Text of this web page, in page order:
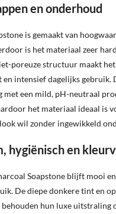
en onderhoud
is gemaakt van
is het materiaal zeer
poreuze structuur maakt het
en intensief dagelijks gebruik.
met een mild, pH-neutraal
het materiaal ideaal is
wil zonder ingewikkeld
hygiënisch en
Soapstone blijft mooi
De diepe donkere tint en
hun luxe uitstraling